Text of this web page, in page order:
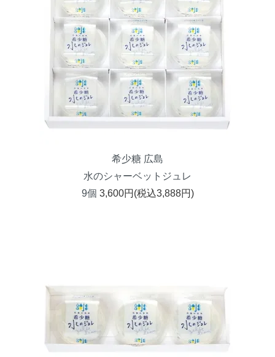
希少糖 広島
水のシャーベットジュレ
9個 3,600円(税込3,888円)